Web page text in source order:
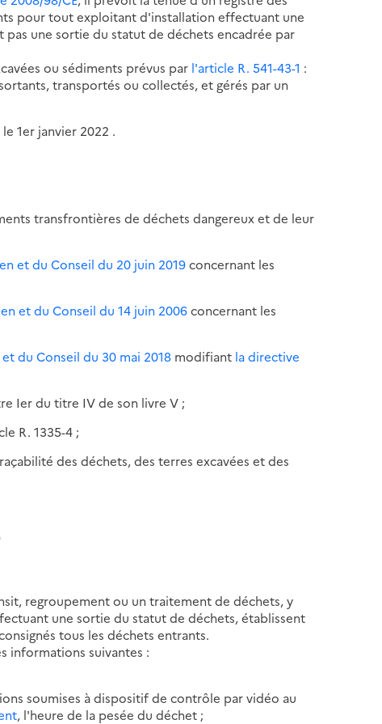
pour tout exploitant d'installation effectuant une
une sortie du statut de déchets encadrée par
ou sédiments prévus par l'article R. 541-43-1 :
transportés ou collectés, et gérés par un
1er janvier 2022 .
transfrontières de déchets dangereux et de leur
et du Conseil du 20 juin 2019concernant les
et du Conseil du 14 juin 2006concernant les
du Conseil du 30 mai 2018 modifiant la directive
Ier du titre IV de son livre V ;
R. 1335-4 ;
des déchets, des terres excavées et des
regroupement ou un traitement de déchets, y
une sortie du statut de déchets, établissent
tous les déchets entrants.
informations suivantes :
soumises à dispositif de contrôle par vidéo au
, l'heure de la pesée du déchet ;